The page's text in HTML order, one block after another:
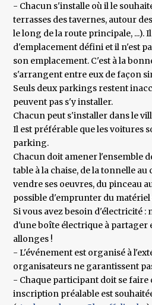
- Chacun s'installe où il le
terrasses des tavernes, autour
le long de la route principale, ...).
d'emplacement défini et il n'est
son emplacement. C'est à la
s'arrangent entre eux de façon
Seuls deux parkings restent
peuvent pas s'y installer.
Chacun peut s'installer dans le
Il est préférable que les voitures
parking.
Chacun doit amener l'ensemble
table à la chaise, de la tonnelle
vendre ses oeuvres, du pinceau
possible d'emprunter du matériel
Si vous avez besoin d'électricité :
d'une boîte électrique à partager
allonges !
- L'événement est organisé à
organisateurs ne garantissent
- Chaque participant doit se faire
inscription préalable est